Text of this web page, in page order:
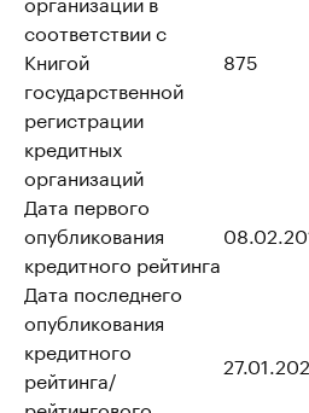
соответствии с
Книгой
государственной
регистрации
кредитных
организаций
875
Дата первого
опубликования
кредитного рейтинга
Дата последнего
опубликования
кредитного
рейтинга/